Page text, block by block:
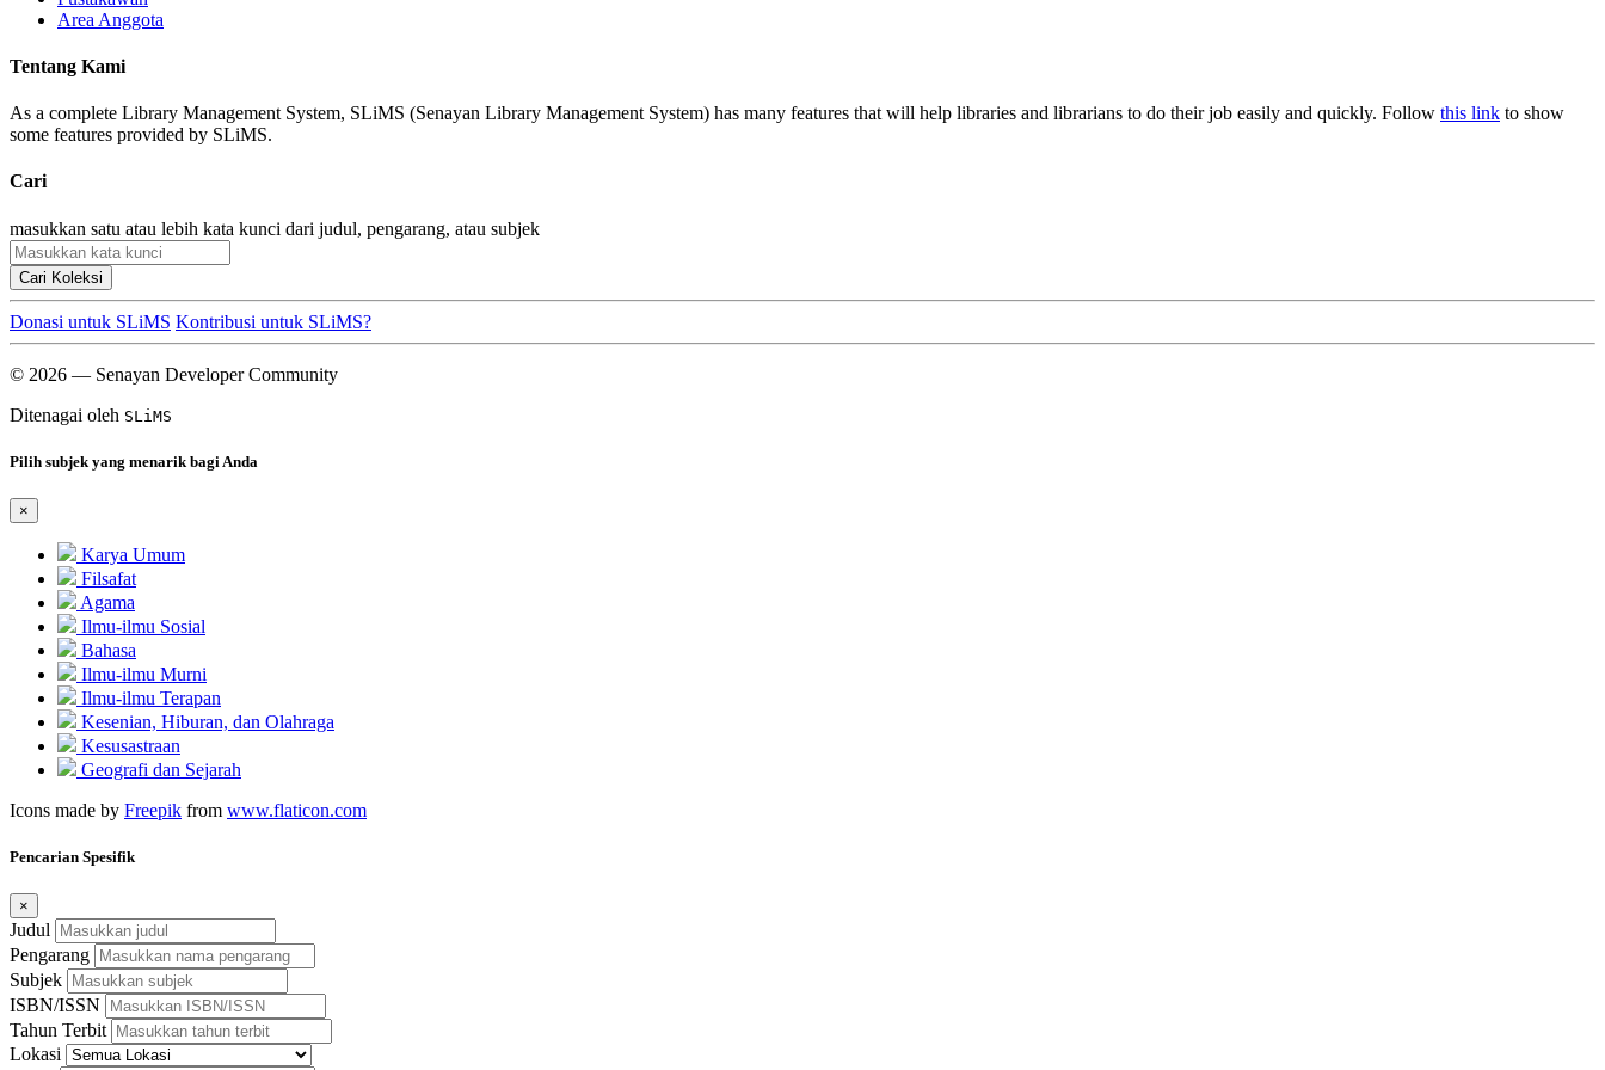
Area Anggota
Tentang Kami
As a complete Library Management System, SLiMS (Senayan Library Management System) has many features that will help libraries and librarians to do their job easily and quickly. Follow this link to show
some features provided by SLiMS.
Cari
masukkan satu atau lebih kata kunci dari judul, pengarang, atau subjek
Cari Koleksi
Donasi untuk SLiMS Kontribusi untuk SLiMS?
© 2026 — Senayan Developer Community
Ditenagai oleh SLiMS
Pilih subjek yang menarik bagi Anda
×
Karya Umum
Filsafat
Agama
Ilmu-ilmu Sosial
Bahasa
Ilmu-ilmu Murni
Ilmu-ilmu Terapan
Kesenian, Hiburan, dan Olahraga
Kesusastraan
Geografi dan Sejarah
Icons made by Freepik from www.flaticon.com
Pencarian Spesifik
×
Judul
Pengarang
Subjek
ISBN/ISSN
Tahun Terbit
Lokasi